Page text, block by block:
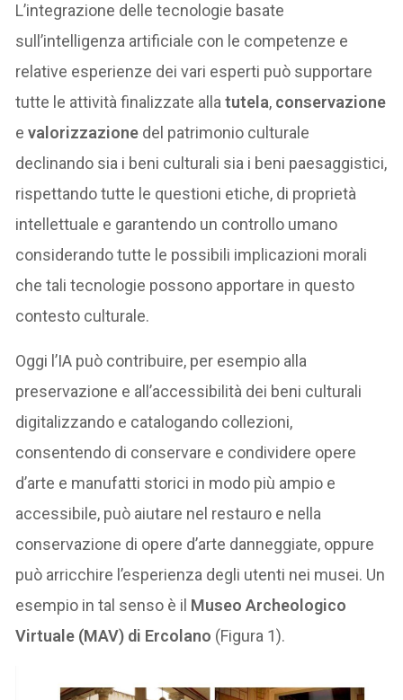
L’integrazione delle tecnologie basate
sull’intelligenza artificiale con le competenze e
relative esperienze dei vari esperti può supportare
tutte le attività finalizzate allatutela, conservazione
evalorizzazione del patrimonio culturale
declinando sia i beni culturali sia i beni paesaggistici,
rispettando tutte le questioni etiche, di proprietà
intellettuale e garantendo un controllo umano
considerando tutte le possibili implicazioni morali
che tali tecnologie possono apportare in questo
contesto culturale.
Oggi l’IA può contribuire, per esempio alla
preservazione e all’accessibilità dei beni culturali
digitalizzando e catalogando collezioni,
consentendo di conservare e condividere opere
d’arte e manufatti storici in modo più ampio e
accessibile, può aiutare nel restauro e nella
conservazione di opere d’arte danneggiate, oppure
può arricchire l’esperienza degli utenti nei musei. Un
esempio in tal senso è il Museo Archeologico
Virtuale (MAV) di Ercolano (Figura 1).